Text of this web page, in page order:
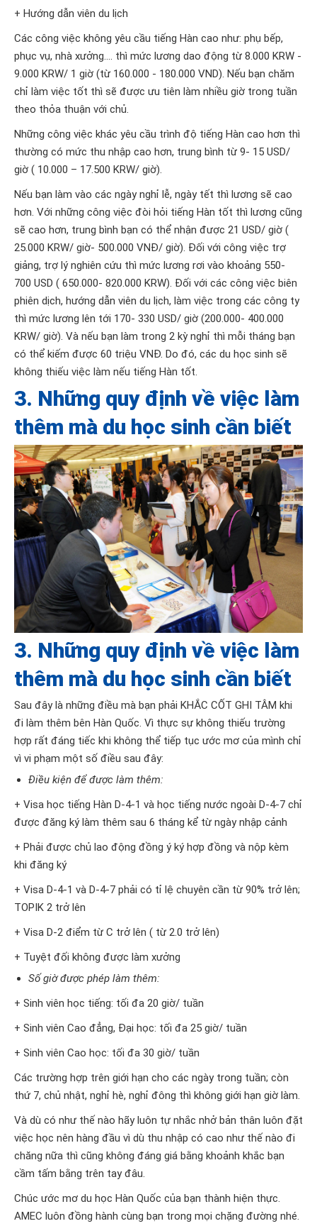
+ Hướng dẫn viên du lịch
Các công việc không yêu cầu tiếng Hàn cao như: phụ bếp,
phục vụ, nhà xưởng…. thì mức lương dao động từ 8.000 KRW -
9.000 KRW/ 1 giờ (từ 160.000 - 180.000 VND). Nếu bạn chăm
chỉ làm việc tốt thì sẽ được ưu tiên làm nhiều giờ trong tuần
theo thỏa thuận với chủ.
Những công việc khác yêu cầu trình độ tiếng Hàn cao hơn thì
thường có mức thu nhập cao hơn, trung bình từ 9- 15 USD/
giờ ( 10.000 – 17.500 KRW/ giờ).
Nếu bạn làm vào các ngày nghỉ lễ, ngày tết thì lương sẽ cao
hơn. Với những công việc đòi hỏi tiếng Hàn tốt thì lương cũng
sẽ cao hơn, trung bình bạn có thể nhận được 21 USD/ giờ (
25.000 KRW/ giờ- 500.000 VNĐ/ giờ). Đối với công việc trợ
giảng, trợ lý nghiên cứu thì mức lương rơi vào khoảng 550-
700 USD ( 650.000- 820.000 KRW). Đối với các công việc biên
phiên dịch, hướng dẫn viên du lịch, làm việc trong các công ty
thì mức lương lên tới 170- 330 USD/ giờ (200.000- 400.000
KRW/ giờ). Và nếu bạn làm trong 2 kỳ nghỉ thì mỗi tháng bạn
có thể kiếm được 60 triệu VNĐ. Do đó, các du học sinh sẽ
không thiếu việc làm nếu tiếng Hàn tốt.
3. Những quy định về việc làm
thêm mà du học sinh cần biết
3. Những quy định về việc làm
thêm mà du học sinh cần biết
Sau đây là những điều mà bạn phải KHẮC CỐT GHI TÂM khi
đi làm thêm bên Hàn Quốc. Vì thực sự không thiếu trường
hợp rất đáng tiếc khi không thể tiếp tục ước mơ của mình chỉ
vì vi phạm một số điều sau đây:
Điều kiện để được làm thêm:
+ Visa học tiếng Hàn D-4-1 và học tiếng nước ngoài D-4-7 chỉ
được đăng ký làm thêm sau 6 tháng kể từ ngày nhập cảnh
+ Phải được chủ lao động đồng ý ký hợp đồng và nộp kèm
khi đăng ký
+ Visa D-4-1 và D-4-7 phải có tỉ lệ chuyên cần từ 90% trở lên;
TOPIK 2 trở lên
+ Visa D-2 điểm từ C trở lên ( từ 2.0 trở lên)
+ Tuyệt đối không được làm xưởng
Số giờ được phép làm thêm:
+ Sinh viên học tiếng: tối đa 20 giờ/ tuần
+ Sinh viên Cao đẳng, Đại học: tối đa 25 giờ/ tuần
+ Sinh viên Cao học: tối đa 30 giờ/ tuần
Các trường hợp trên giới hạn cho các ngày trong tuần; còn
thứ 7, chủ nhật, nghỉ hè, nghỉ đông thì không giới hạn giờ làm.
Và dù có như thế nào hãy luôn tự nhắc nhở bản thân luôn đặt
việc học nên hàng đầu vì dù thu nhập có cao như thế nào đi
chăng nữa thì cũng không đáng giá bằng khoảnh khắc bạn
cầm tấm bằng trên tay đâu.
Chúc ước mơ du học Hàn Quốc của bạn thành hiện thực.
AMEC luôn đồng hành cùng bạn trong mọi chặng đường nhé.